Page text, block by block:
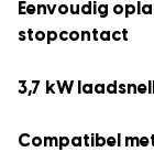
Eenvoudig
stopcontact
3,7 kW
Compatibel met